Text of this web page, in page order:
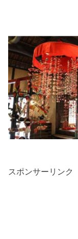
スポンサーリンク